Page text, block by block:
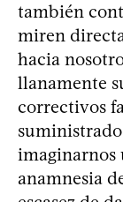
también
miren
hacia
llanamente
correctivos
imaginarnos
anamnesia